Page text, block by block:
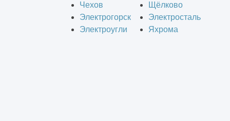
Чехов
Щёлково
Электрогорск
Электросталь
Электроугли
Яхрома